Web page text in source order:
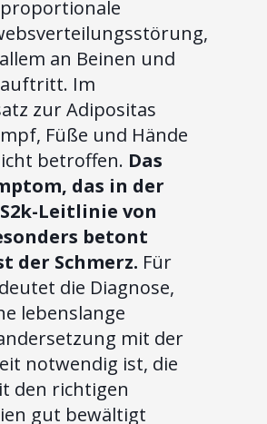
an Beinen und
Im
zur Adipositas
Füße und Hände
betroffen. Das
das in der
Leitlinie von
betont
der Schmerz. Für
die Diagnose,
lebenslange
mit der
notwendig ist, die
den richtigen
gut bewältigt